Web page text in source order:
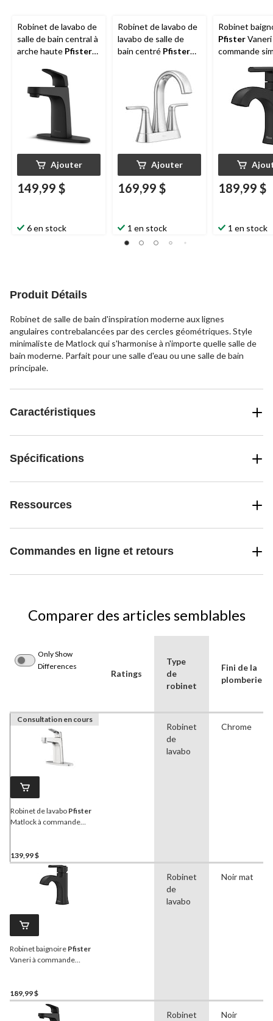
Robinet de lavabo de
salle de bain central à
arche haute Pfister
simple et trou unique,
drain Push & Seal, 4
po, chrome
Ajouter
149,99 $
6 en stock
Robinet de lavabo de
lavabo de salle de
bain centré Pfister
Ajouter
169,99 $
1 en stock
Robinet
PfisterVaneri
commande
189,99 $
1 en stock
Produit Détails
Robinet de salle de bain d'inspiration moderne aux lignes
angulaires contrebalancées par des cercles géométriques. Style
minimaliste de Matlock qui s'harmonise à n'importe quelle salle de
bain moderne. Parfait pour une salle d'eau ou une salle de bain
principale.
Caractéristiques
Spécifications
Ressources
Commandes en ligne et retours
Comparer des articles semblables
Only Show
Differences
Ratings
Type
de
robinet
Fini de la
plomberie
Consultation en cours
Robinet de lavabo Pfister
Matlock à commande
139,99 $
Robinet
de
lavabo
Chrome
Robinet baignoire Pfister
Vaneri à commande
189,99 $
Robinet
de
lavabo
Noir mat
Robinet
Noir